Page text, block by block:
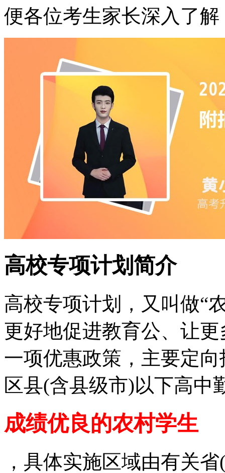
便各位考生家长深入了解
高校专项计划简介
高校专项计划，又叫做“
更好地促进教育公、让
一项优惠政策，主要定
区县(含县级市)以下高中
成绩优良的农村学生
，具体实施区域由有关